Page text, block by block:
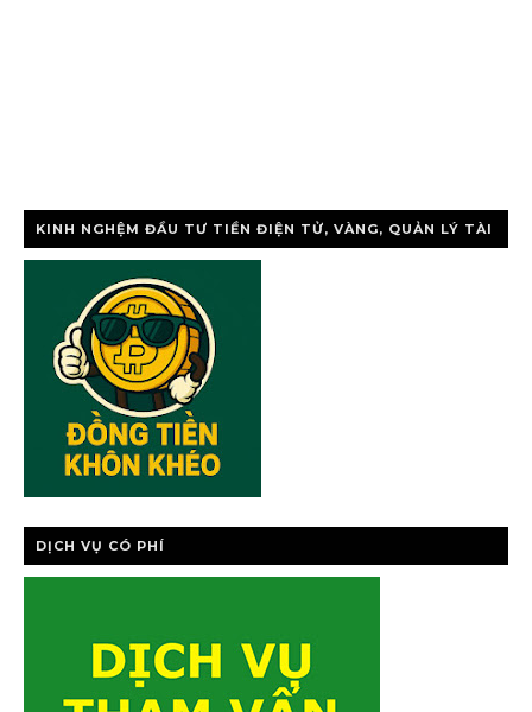
KINH NGHỆM ĐẦU TƯ TIỀN ĐIỆN TỬ, VÀNG, QUẢN LÝ TÀI
DỊCH VỤ CÓ PHÍ